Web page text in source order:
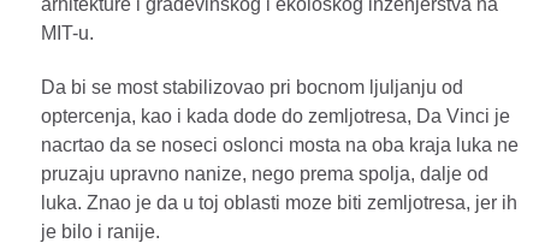
MIT-u.
Da bi se most stabilizovao pri bocnom ljuljanju od
optercenja, kao i kada dode do zemljotresa, Da Vinci je
nacrtao da se noseci oslonci mosta na oba kraja luka ne
pruzaju upravno nanize, nego prema spolja, dalje od
luka. Znao je da u toj oblasti moze biti zemljotresa, jer ih
je bilo i ranije.